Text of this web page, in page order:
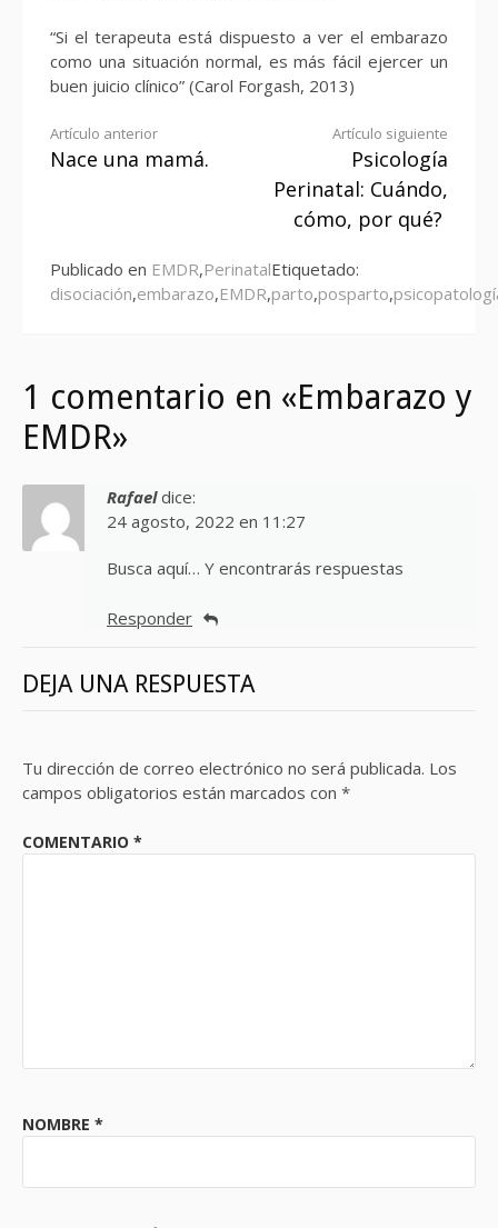
“Si el terapeuta está dispuesto a ver el embarazo
como una situación normal, es más fácil ejercer un
buen juicio clínico” (Carol Forgash, 2013)
Seguir
Artículo anterior
Nace una mamá.
Artículo siguiente
Psicología
Perinatal: Cuándo,
cómo, por qué?
Publicado en EMDR,PerinatalEtiquetado:
disociación,embarazo,EMDR,parto,posparto,
1 comentario en «Embarazo y
EMDR»
Rafael dice:
24 agosto, 2022 en 11:27
Busca aquí… Y encontrarás respuestas
Responder
DEJA UNA RESPUESTA
Tu dirección de correo electrónico no será publicada. Los
campos obligatorios están marcados con *
COMENTARIO *
NOMBRE *